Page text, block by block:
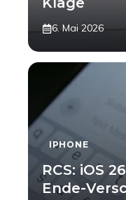
6. Mai 2026
IPHONE
RCS: iOS
Ende-